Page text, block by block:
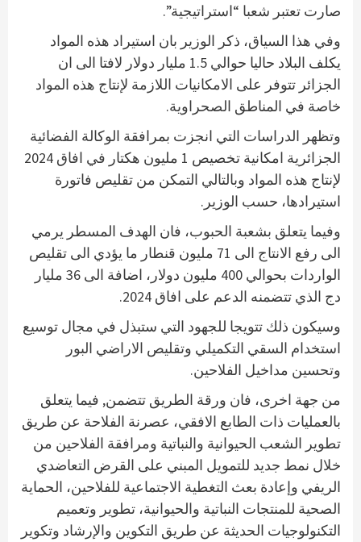
صارت تعتبر شعبا “استراتيجية”.
وفي هذا السياق، ذكر الوزير بان استيراد هذه المواد
يكلف البلاد حاليا حوالي 1.5 مليار دولار لافتا الى ان
الجزائر تتوفر على الامكانيات اللازمة لإنتاج هذه المواد
خاصة في المناطق الصحراوية.
وتظهر الدراسات التي انجزت بمرافقة الوكالة الفضائية
الجزائرية امكانية تخصيص 1 مليون هكتار في افاق 2024
لإنتاج هذه المواد وبالتالي التمكن من تقليص فاتورة
استيرادها، حسب الوزير.
وفيما يتعلق بشعبة الحبوب، فان الهدف المسطر يرمي
الى رفع الانتاج الى 71 مليون قنطار ما يؤدي الى تقليص
الواردات بحوالي 400 مليون دولار، اضافة الى 36 مليار
دج الذي تتضمنه الدعم على افاق 2024.
وسيكون ذلك تتويجا للجهود التي ستبذل في مجال توسيع
استخدام السقي التكميلي وتقليص الاراضي البور
وتحسين مداخيل الفلاحين.
من جهة اخرى، فان ورقة الطريق تتضمن, فيما يتعلق
بالعمليات ذات الطابع الافقي، عصرنة الفلاحة عن طريق
تطوير الشعب الحيوانية والنباتية ومرافقة الفلاحين من
خلال نمط جديد للتمويل المبني على القرض التعاضدي
الريفي وإعادة بعث التغطية الاجتماعية للفلاحين، الحماية
الصحية للمنتجات النباتية والحيوانية، تطوير وتعميم
التكنولوجيات الحديثة عن طريق التكوين والإرشاد وتكوير